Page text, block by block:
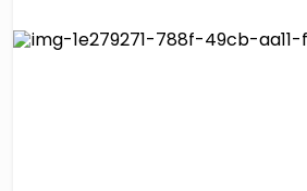
lucidatrice pavimenti